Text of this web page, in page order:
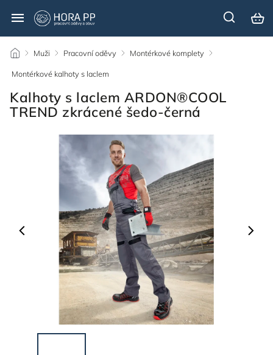
/ Muži / Pracovní oděvy / Montérkové komplety /
Montérkové kalhoty s laclem
Kalhoty s laclem ARDON®COOL
TREND zkrácené šedo-černá